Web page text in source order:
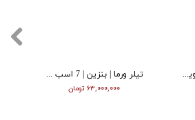
تیلر ورما | بنزین | 7 اسب | هندل | گیربکسی | مشکی | (M)
۶۳,۰۰۰,۰۰۰ تومان
الکتروپمپ (پمپ اب ) ویگو بشقابی 0/5 اسب پروانه پلاستیک CPM130